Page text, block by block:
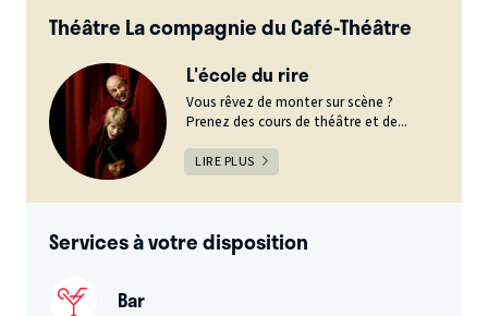
Théâtre La compagnie du Café-Théâtre
L'école du rire
Vous rêvez de monter sur scène ?
Prenez des cours de théâtre et de...
LIRE PLUS
Services à votre disposition
Bar